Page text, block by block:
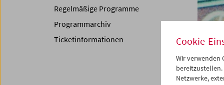
Regelmäßige Programme
Programmarchiv
Ticketinformationen
Cookie-
Wir verwenden
bereitzustellen.
Netzwerke,